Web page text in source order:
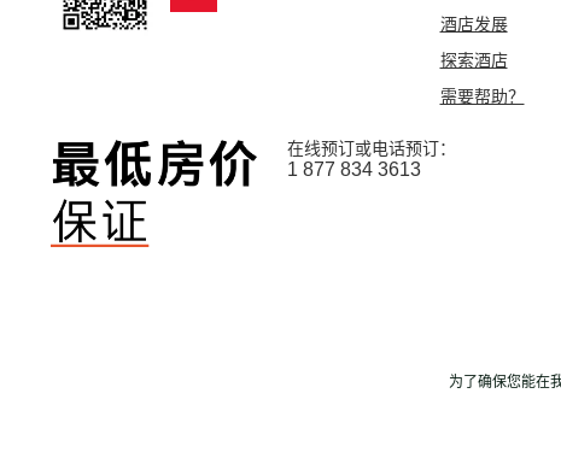
酒店发展
探索酒店
需要帮助？
在线预订或电话预订：
1 877 834 3613
为了确保您能在